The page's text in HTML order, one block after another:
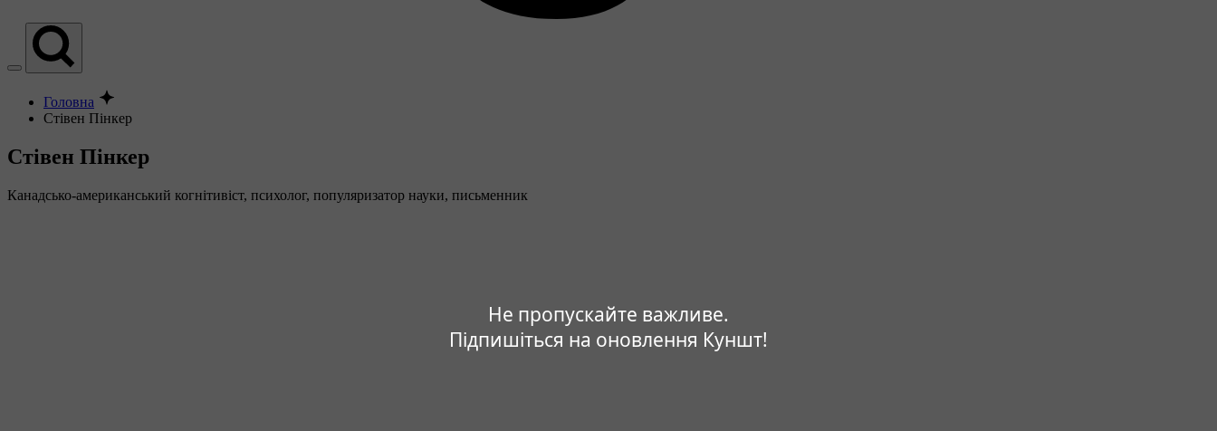
Не пропускайте важливе.
Підпишіться на оновлення Куншт!
Головна
Стівен Пінкер
Стівен Пінкер
Канадсько-американський когнітивіст, психолог, популяризатор науки, письменник